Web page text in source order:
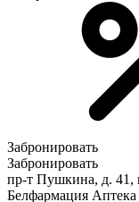
Забронировать
Забронировать
пр-т Пушкина, д. 41,
Белфармация